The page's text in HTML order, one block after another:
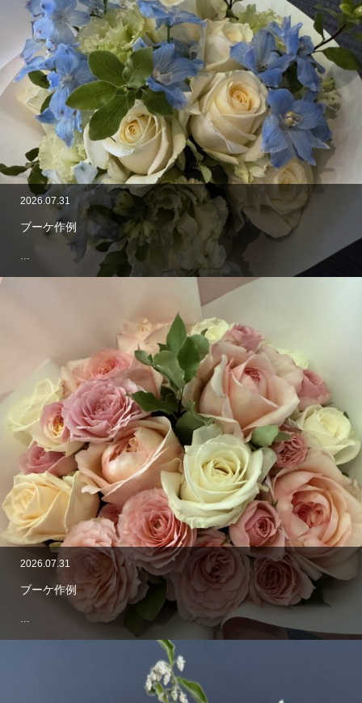
2026.07.31
ブーケ作例
…
2026.07.31
ブーケ作例
…